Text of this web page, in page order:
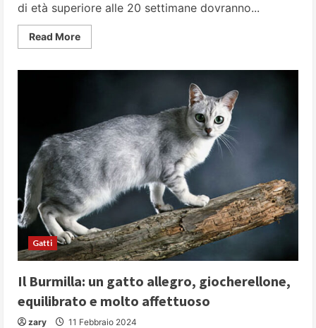
di età superiore alle 20 settimane dovranno...
Read MoreRead
more
le
cose
in
Italia?
Gatti
Il Burmilla: un gatto allegro, giocherellone,
equilibrato e molto affettuoso
zary 11 Febbraio 2024